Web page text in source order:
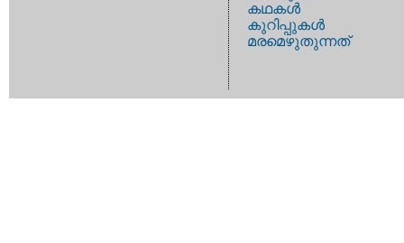
കഥകള്‍
കുറിപ്പുകള്‍
മരമെഴുതുന്നത്